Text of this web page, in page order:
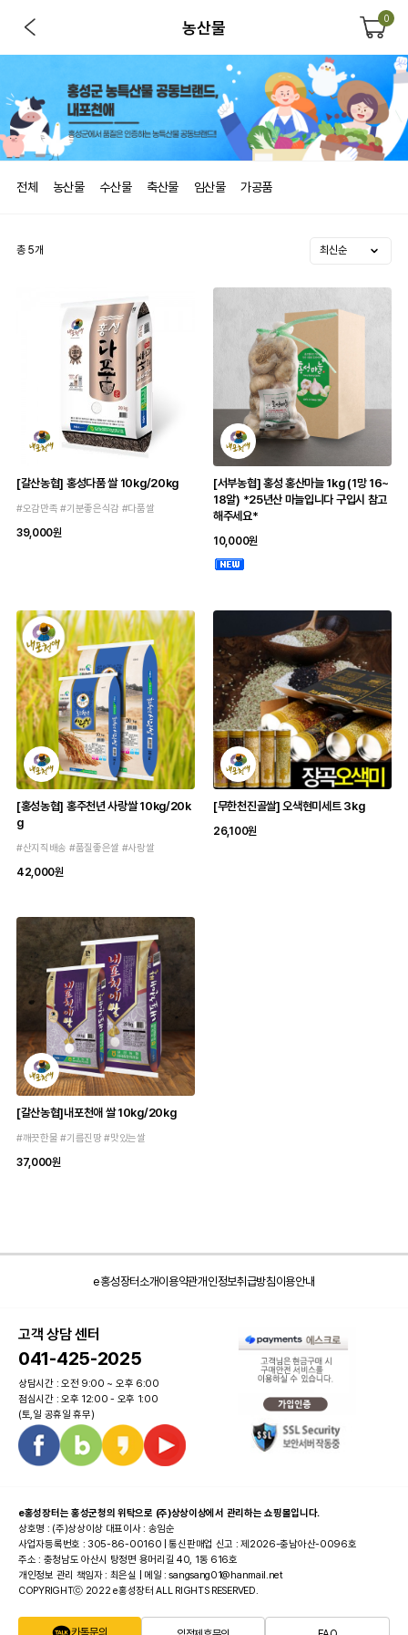
농산물 0
전체 농산물 수산물 축산물 임산물 가공품
총 5개
[갈산농협] 홍성다품 쌀 10kg/20kg
#오감만족 #기분좋은식감 #다품쌀
39,000원
[서부농협] 홍성 홍산마늘 1kg (1망 16~
18알) *25년산 마늘입니다 구입시 참고
해주세요*
10,000원
[홍성농협] 홍주천년 사랑쌀 10kg/20k
g
#산지직배송 #품질좋은쌀 #사랑쌀
42,000원
[무한천진골쌀] 오색현미세트 3kg
26,100원
[갈산농협]내포천애 쌀 10kg/20kg
#깨끗한물 #기름진땅 #맛있는쌀
37,000원
e홍성장터소개이용약관개인정보취급방침이용안내
고객 상담 센터
041-425-2025
상담시간 : 오전 9:00 ~ 오후 6:00
점심시간 : 오후 12:00 - 오후 1:00
(토,일 공휴일 휴무)
e홍성장터는 홍성군청의 위탁으로 (주)상상이상에서 관리하는 쇼핑몰입니다.
상호명 : (주)상상이상 대표이사 : 송임순
사업자등록번호 : 305-86-00160 | 통신판매업 신고 : 제2026-충남아산-0096호
주소 : 충청남도 아산시 탕정면 용머리길 40, 1동 616호
개인정보 관리 책임자 : 최은실 | 메일 : sangsang01@hanmail.net
COPYRIGHTⓒ 2022 e홍성장터 ALL RIGHTS RESERVED.